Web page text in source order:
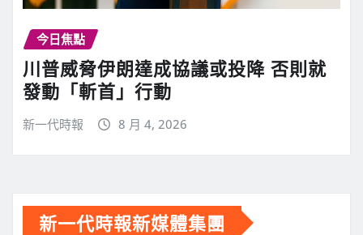
今日焦點
川普威脅伊朗達成協議或投降 否則就
發動「斬首」行動
新一代時報 8 月 4, 2026
新一代時報新媒體集團